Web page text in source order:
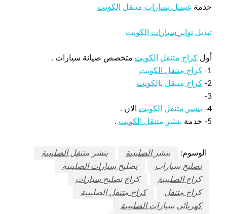
خدمة غسيل سيارات متنقل الكويت
تبديل تواير سيارات الكويت
أول كراج متنقل الكويت متخصص صيانة سيارات .
1-
كراج متنقل الكويت
2-
كراج متنقل بالكويت
3-
4-
بنشر متنقل الكويت الان .
5- خدمة
بنشر متنقل الكويت .
الوسوم: بنشر الصليبية
بنشر متنقل الصليبية
تصليح سيارات
تصليح سيارات الصليبية
كراج الصليبية
كراج تصليح سيارات
كراج متنقل
كراج متنقل الصليبية
كهربائي سيارات الصليبية